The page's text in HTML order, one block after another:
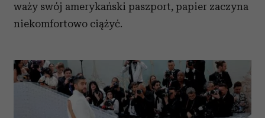
waży swój amerykański paszport, papier zaczyna
niekomfortowo ciążyć.